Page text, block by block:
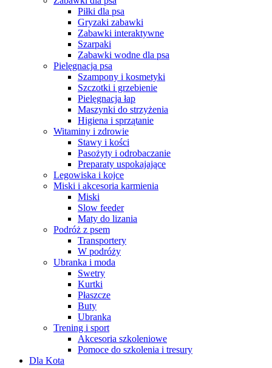
Piłki dla psa
Gryzaki zabawki
Zabawki interaktywne
Szarpaki
Zabawki wodne dla psa
Pielęgnacja psa
Szampony i kosmetyki
Szczotki i grzebienie
Pielęgnacja łap
Maszynki do strzyżenia
Higiena i sprzątanie
Witaminy i zdrowie
Stawy i kości
Pasożyty i odrobaczanie
Preparaty uspokajające
Legowiska i kojce
Miski i akcesoria karmienia
Miski
Slow feeder
Maty do lizania
Podróż z psem
Transportery
W podróży
Ubranka i moda
Swetry
Kurtki
Płaszcze
Buty
Ubranka
Trening i sport
Akcesoria szkoleniowe
Pomoce do szkolenia i tresury
Dla Kota